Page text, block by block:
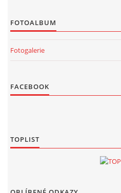
FOTOALBUM
Fotogalerie
FACEBOOK
TOPLIST